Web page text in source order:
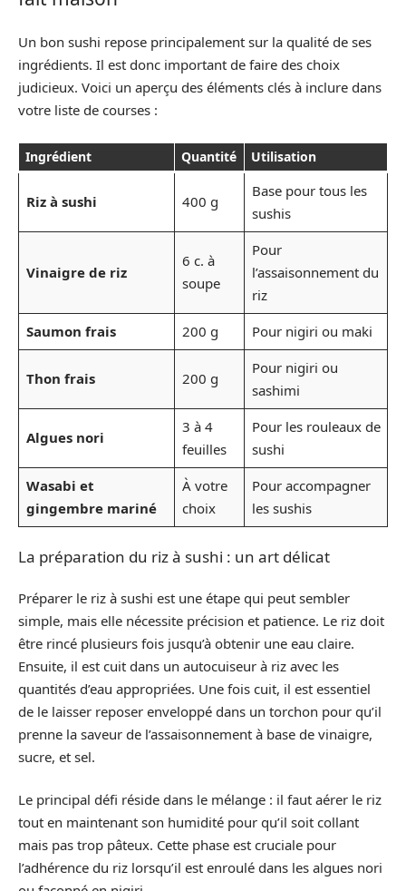
Un bon sushi repose principalement sur la qualité de ses
ingrédients. Il est donc important de faire des choix
judicieux. Voici un aperçu des éléments clés à inclure dans
votre liste de courses :
Ingrédient Quantité Utilisation
Riz à sushi 400 g
Base pour tous les
sushis
Vinaigre de riz
6 c. à
soupe
Pour
l’assaisonnement du
riz
Saumon frais
200 g Pour nigiri ou maki
Thon frais 200 g
Pour nigiri ou
sashimi
Algues nori
3 à 4
feuilles
Pour les rouleaux de
sushi
Wasabi et
gingembre mariné
À votre
choix
Pour accompagner
les sushis
La préparation du riz à sushi : un art délicat
Préparer le riz à sushi est une étape qui peut sembler
simple, mais elle nécessite précision et patience. Le riz doit
être rincé plusieurs fois jusqu’à obtenir une eau claire.
Ensuite, il est cuit dans un autocuiseur à riz avec les
quantités d’eau appropriées. Une fois cuit, il est essentiel
de le laisser reposer enveloppé dans un torchon pour qu’il
prenne la saveur de l’assaisonnement à base de vinaigre,
sucre, et sel.
Le principal défi réside dans le mélange : il faut aérer le riz
tout en maintenant son humidité pour qu’il soit collant
mais pas trop pâteux. Cette phase est cruciale pour
l’adhérence du riz lorsqu’il est enroulé dans les algues nori